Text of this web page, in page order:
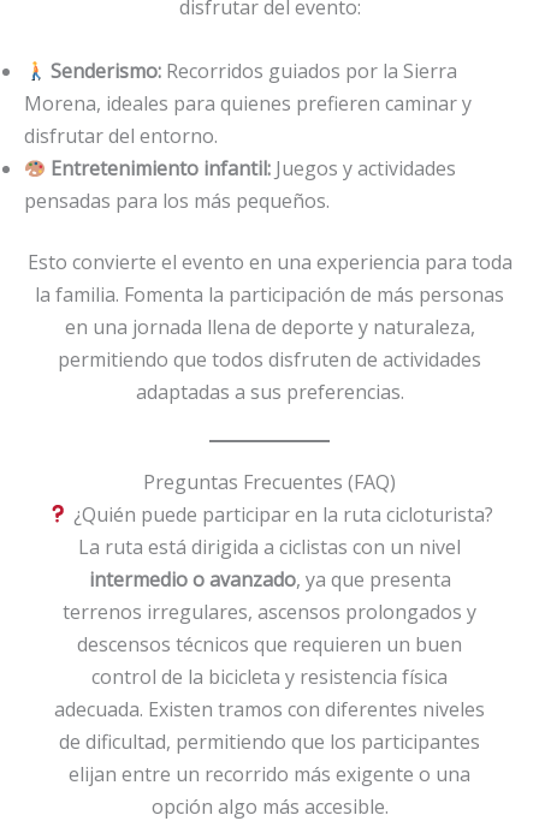
disfrutar del evento:
Senderismo: Recorridos guiados por la Sierra
Morena, ideales para quienes prefieren caminar y
disfrutar del entorno.
Entretenimiento infantil: Juegos y actividades
pensadas para los más pequeños.
Esto convierte el evento en una experiencia para toda
la familia. Fomenta la participación de más personas
en una jornada llena de deporte y naturaleza,
permitiendo que todos disfruten de actividades
adaptadas a sus preferencias.
Preguntas Frecuentes (FAQ)
¿Quién puede participar en la ruta cicloturista?
La ruta está dirigida a ciclistas con un nivel
intermedio o avanzado, ya que presenta
terrenos irregulares, ascensos prolongados y
descensos técnicos que requieren un buen
control de la bicicleta y resistencia física
adecuada. Existen tramos con diferentes niveles
de dificultad, permitiendo que los participantes
elijan entre un recorrido más exigente o una
opción algo más accesible.